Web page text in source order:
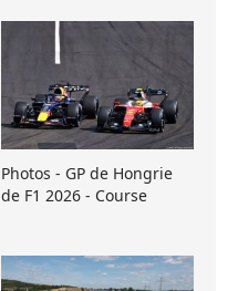
Photos - GP de Hongrie
de F1 2026 - Course